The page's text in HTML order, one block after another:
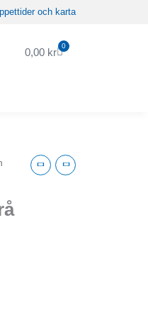
och karta
0,00 kr
0
Varukorg